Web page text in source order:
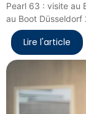
Pearl 63 : visite au
au Boot Düsseldorf
Lire l'article